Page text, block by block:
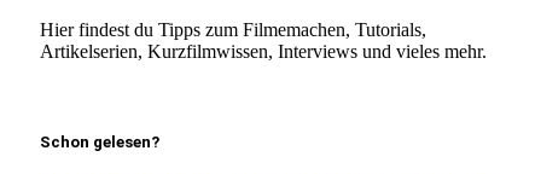
Hier findest du Tipps zum Filmemachen, Tutorials,
Artikelserien, Kurzfilmwissen, Interviews und vieles mehr.
Schon gelesen?